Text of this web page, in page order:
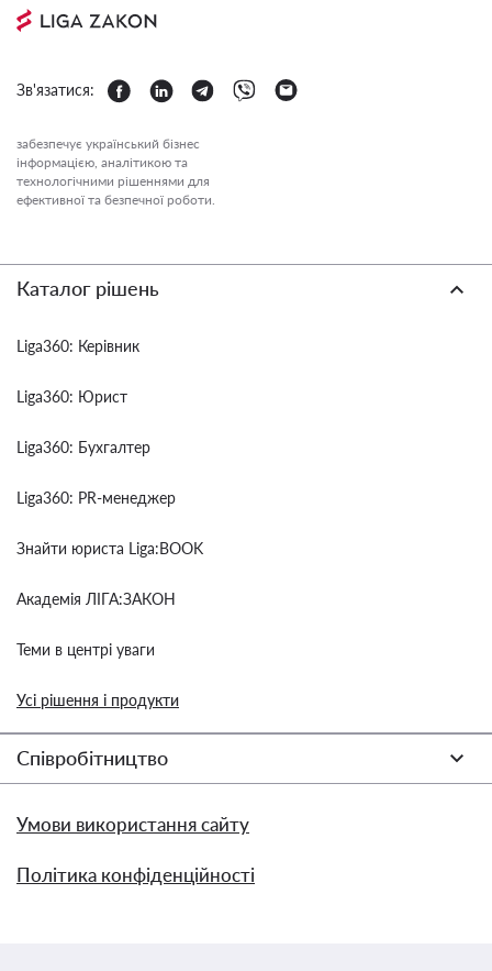
Зв'язатися:
забезпечує український бізнес
інформацією, аналітикою та
технологічними рішеннями для
ефективної та безпечної роботи.
Каталог рішень
Liga360: Керівник
Liga360: Юрист
Liga360: Бухгалтер
Liga360: PR-менеджер
Знайти юриста Liga:BOOK
Академія ЛІГА:ЗАКОН
Теми в центрі уваги
Усі рішення і продукти
Співробітництво
Умови використання сайту
Політика конфіденційності